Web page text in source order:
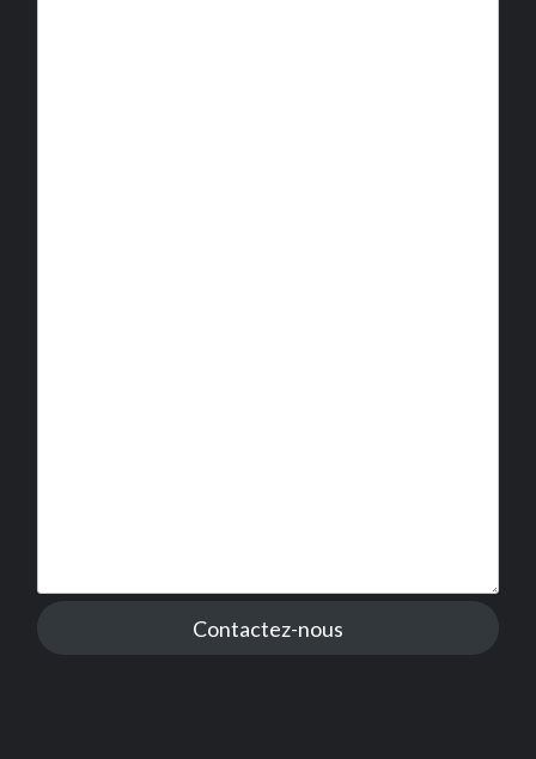
Contactez-nous